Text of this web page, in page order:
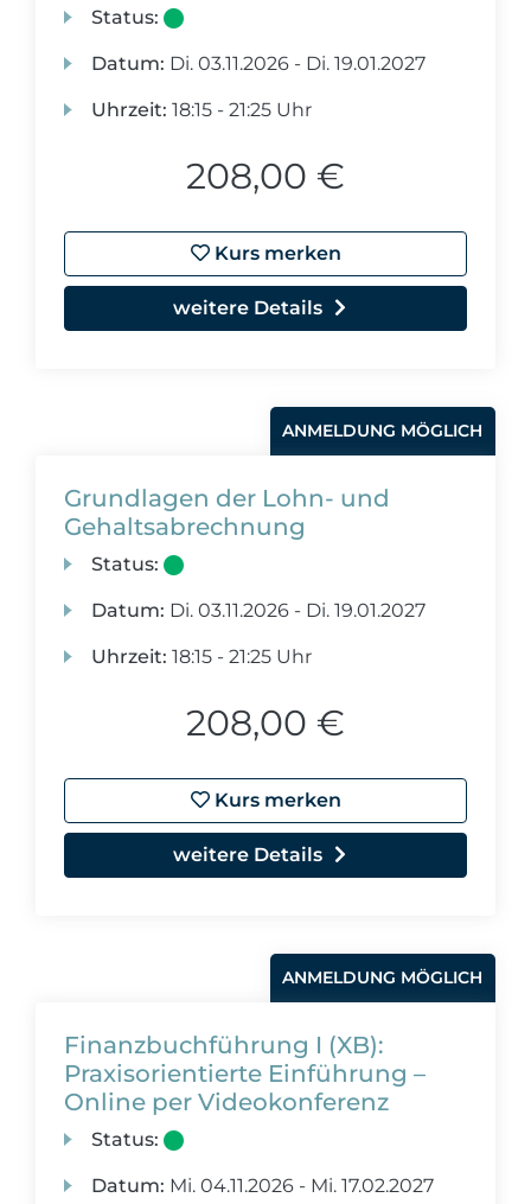
Status:
Datum: Di. 03.11.2026 - Di. 19.01.2027
Uhrzeit: 18:15 - 21:25 Uhr
208,00 €
Kurs merken
weitere Details
ANMELDUNG MÖGLICH
Grundlagen der Lohn- und
Gehaltsabrechnung
Status:
Datum: Di. 03.11.2026 - Di. 19.01.2027
Uhrzeit: 18:15 - 21:25 Uhr
208,00 €
Kurs merken
weitere Details
ANMELDUNG MÖGLICH
Finanzbuchführung I (XB):
Praxisorientierte Einführung –
Online per Videokonferenz
Status:
Datum: Mi. 04.11.2026 - Mi. 17.02.2027